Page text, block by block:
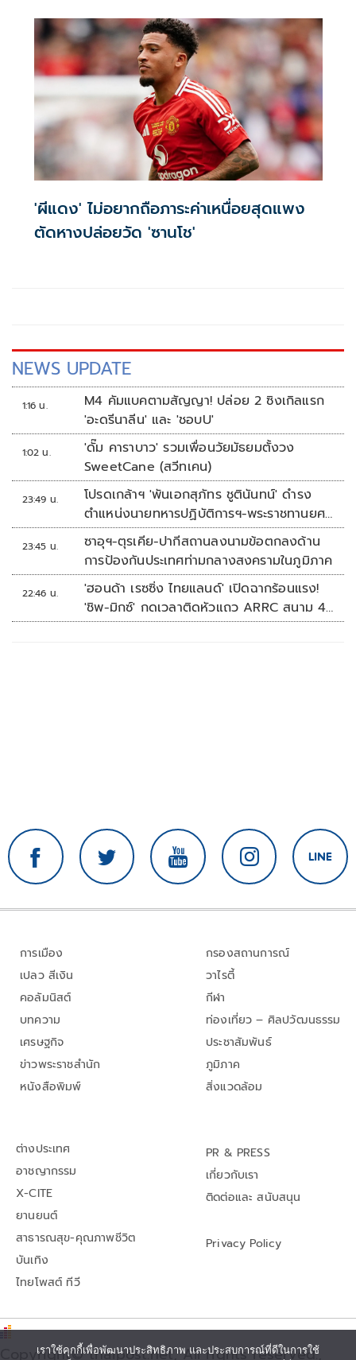
'ผีแดง' ไม่อยากถือภาระค่าเหนื่อยสุดแพง
ตัดหางปล่อยวัด 'ซานโช'
NEWS UPDATE
1:16 น.
M4 คัมแบคตามสัญญา! ปล่อย 2 ซิงเกิลแรก
'อะดรีนาลีน' และ 'ชอบU'
1:02 น.
'ดั๊ม คาราบาว' รวมเพื่อนวัยมัธยมตั้งวง
SweetCane (สวีทเคน)
23:49 น.
โปรดเกล้าฯ 'พันเอกสุภัทร ชูตินันทน์' ดำรง
ตำแหน่งนายทหารปฏิบัติการฯ-พระราชทานยศ
'พลตรี'
23:45 น.
ซาอุฯ-ตุรเคีย-ปากีสถานลงนามข้อตกลงด้าน
การป้องกันประเทศท่ามกลางสงครามในภูมิภาค
22:46 น.
'ฮอนด้า เรซซิ่ง ไทยแลนด์' เปิดฉากร้อนแรง!
'ชิพ-มิกซ์' กดเวลาติดหัวแถว ARRC สนาม 4
ที่มัลดาลิกา
การเมือง
เปลว สีเงิน
คอลัมนิสต์
บทความ
เศรษฐกิจ
ข่าวพระราชสำนัก
หนังสือพิมพ์
กรองสถานการณ์
วาไรตี้
กีฬา
ท่องเที่ยว – ศิลปวัฒนธรรม
ประชาสัมพันธ์
ภูมิภาค
สิ่งแวดล้อม
ต่างประเทศ
อาชญากรรม
X-CITE
ยานยนต์
สาธารณสุข-คุณภาพชีวิต
บันเทิง
ไทยโพสต์ ทีวี
PR & PRESS
เกี่ยวกับเรา
ติดต่อและ สนับสนุน
Privacy Policy
Copyright© thaipost.net, All rights reserved.,
เราใช้คุกกี้เพื่อพัฒนาประสิทธิภาพ และประสบการณ์ที่ดีในการใช้